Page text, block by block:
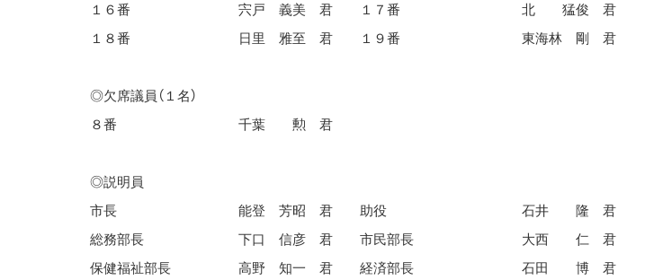
１６番
宍戸 義美 君 １７番
北 猛俊 君
１８番
日里 雅至 君 １９番 東海林 剛 君
◎欠席議員（１名）
８番
千葉 勲 君
◎説明員
市長
能登 芳昭 君 助役
石井 隆 君
総務部長
下口 信彦 君 市民部長
大西 仁 君
保健福祉部長
高野 知一 君 経済部長
石田 博 君